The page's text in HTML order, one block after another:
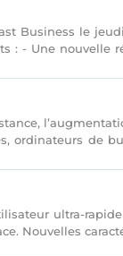
Business le
: - Une nouvelle
ordinateurs de
ultra-
Nouvelles